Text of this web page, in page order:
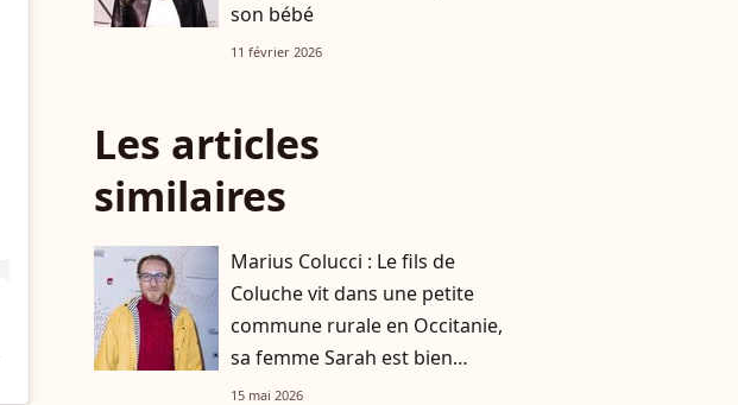
son bébé
11 février 2026
Les articles
similaires
Marius Colucci : Le fils de
Coluche vit dans une petite
commune rurale en Occitanie,
sa femme Sarah est bien
connue des habitants
15 mai 2026